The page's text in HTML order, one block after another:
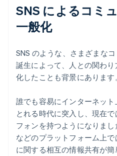
SNS によるコミ
一般化
SNS のような、さまざまな
誕生によって、人との関わ
化したことも背景にあります。
誰でも容易にインターネッ
とれる時代に突入し、現在
フォンを持つようになりま
などのプラットフォーム上
に関する相互の情報共有が